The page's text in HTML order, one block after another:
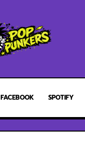
FACEBOOK SPOTIFY